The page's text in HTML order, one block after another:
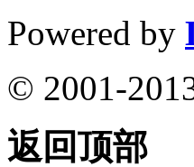
Powered by
© 2001-
返回顶部